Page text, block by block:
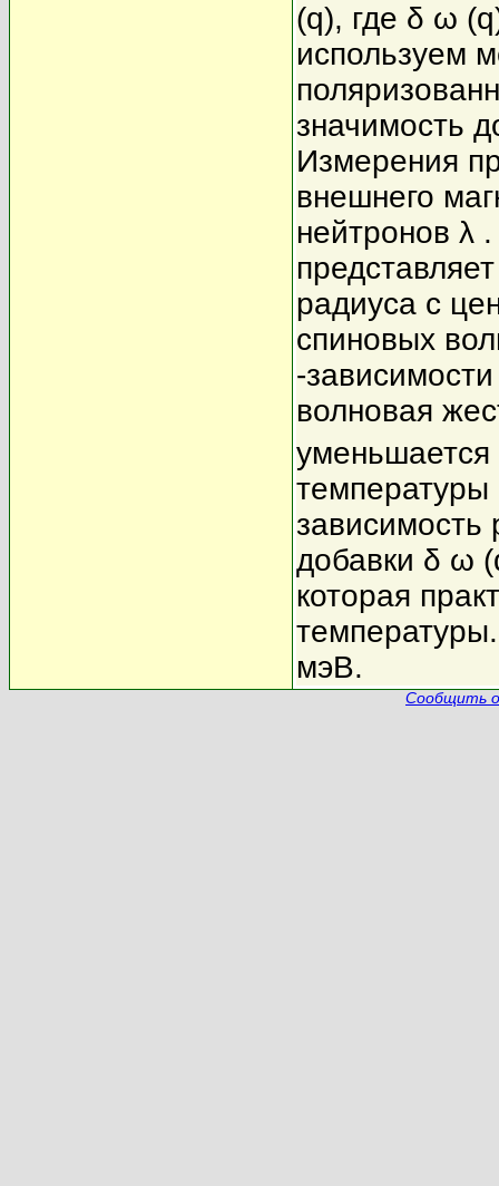
(q), где δ ω
используем
значимость
Измерения
внешнего
нейтронов λ
радиуса с
спиновых
-
волновая
уменьшается
зависимость
добавки δ ω
которая
мэВ.
Сообщить о